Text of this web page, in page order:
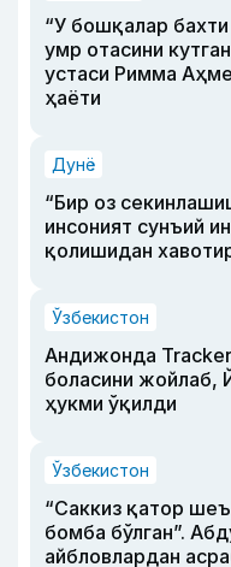
“У бошқалар бахти
умр отасини
устаси Римма
ҳаёти
Дунё
“Бир оз
инсоният сунъий
қолишидан
Ўзбекистон
Андижонда
боласини жойлаб,
ҳукми ўқилди
Ўзбекистон
“Саккиз қатор
бомба бўлган”.
айбловлардан